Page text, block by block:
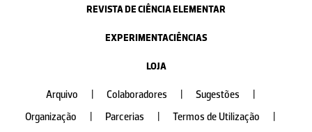
REVISTA DE CIÊNCIA ELEMENTAR
EXPERIMENTACIÊNCIAS
LOJA
Arquivo Colaboradores Sugestões
Organização
Parcerias Termos de Utilização